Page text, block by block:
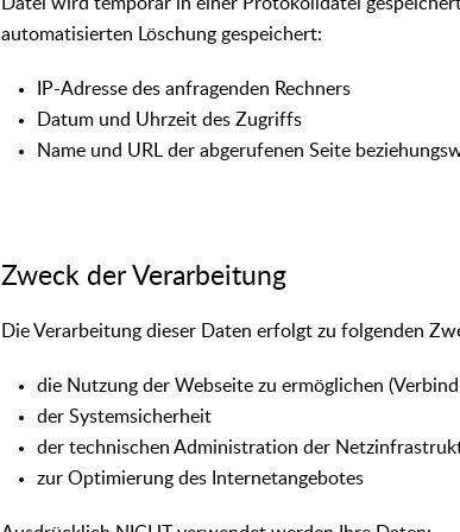
automatisierten Löschung gespeichert:
IP-Adresse des anfragenden Rechners
Datum und Uhrzeit des Zugriffs
Name und URL der abgerufenen Seite
Zweck der Verarbeitung
Die Verarbeitung dieser Daten erfolgt zu folgenden
die Nutzung der Webseite zu ermöglichen
der Systemsicherheit
der technischen Administration der
zur Optimierung des Internetangebotes